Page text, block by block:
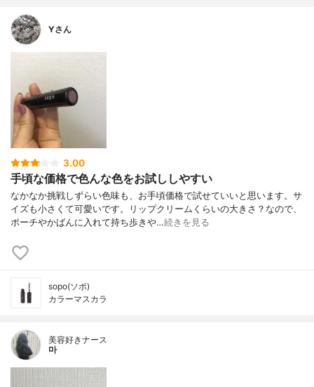
Yさん
3.00
手頃な価格で色んな色をお試ししやすい
なかなか挑戦しずらい色味も、お手頃価格で試せていいと思います。サ
イズも小さくて可愛いです。リップクリームくらいの大きさ？なので、
ポーチやかばんに入れて持ち歩きや…続きを見る
sopo(ソポ)
カラーマスカラ
美容好きナース
마